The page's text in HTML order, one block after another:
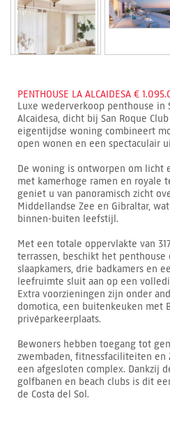
PENTHOUSE LA ALCAIDESA €
Luxe wederverkoop penthouse in
Alcaidesa, dicht bij San Roque
eigentijdse woning combineert
open wonen en een spectaculair
De woning is ontworpen om licht
met kamerhoge ramen en royale
geniet u van panoramisch zicht
Middellandse Zee en Gibraltar,
binnen-buiten leefstijl.
Met een totale oppervlakte van
terrassen, beschikt het
slaapkamers, drie badkamers en
leefruimte sluit aan op een
Extra voorzieningen zijn onder
domotica, een buitenkeuken met
privéparkeerplaats.
Bewoners hebben toegang tot
zwembaden, fitnessfaciliteiten
een afgesloten complex. Dankzij
golfbanen en beach clubs is dit
de Costa del Sol.